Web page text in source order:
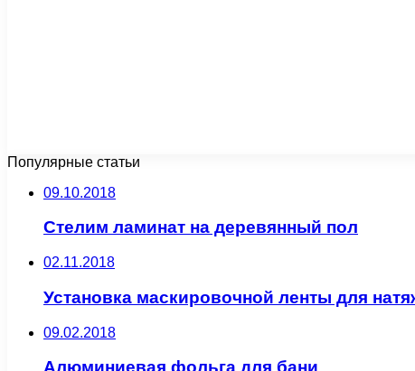
Популярные статьи
09.10.2018
Стелим ламинат на деревянный пол
02.11.2018
Установка маскировочной ленты для
09.02.2018
Алюминиевая фольга для бани